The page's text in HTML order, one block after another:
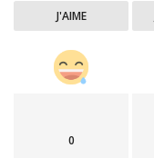
J'AIME
0